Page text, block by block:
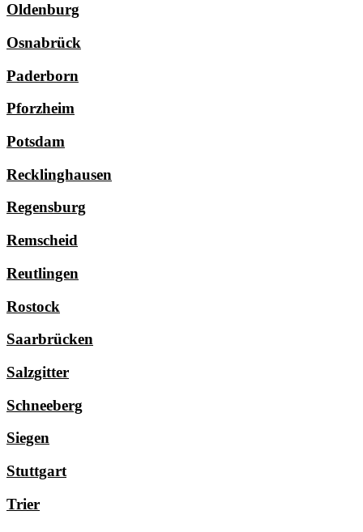
Oldenburg
Osnabrück
Paderborn
Pforzheim
Potsdam
Recklinghausen
Regensburg
Remscheid
Reutlingen
Rostock
Saarbrücken
Salzgitter
Schneeberg
Siegen
Stuttgart
Trier